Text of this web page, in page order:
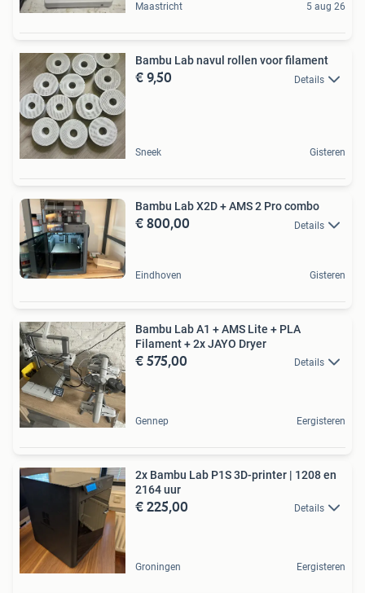
Maastricht 5 aug 26
Bambu Lab navul rollen voor filament
€ 9,50 Details
Sneek Gisteren
Bambu Lab X2D + AMS 2 Pro combo
€ 800,00 Details
Eindhoven Gisteren
Bambu Lab A1 + AMS Lite + PLA
Filament + 2x JAYO Dryer
€ 575,00 Details
Gennep Eergisteren
2x Bambu Lab P1S 3D-printer | 1208 en
2164 uur
€ 225,00 Details
Groningen Eergisteren